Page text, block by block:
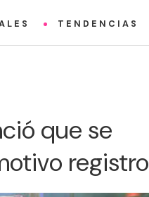
TENDENCIAS
que se
registro